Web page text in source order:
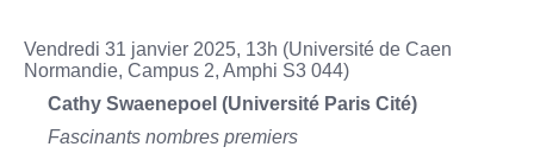
Vendredi 31 janvier 2025, 13h (Université de Caen
Normandie, Campus 2, Amphi S3 044)
Cathy Swaenepoel (Université Paris Cité)
Fascinants nombres premiers